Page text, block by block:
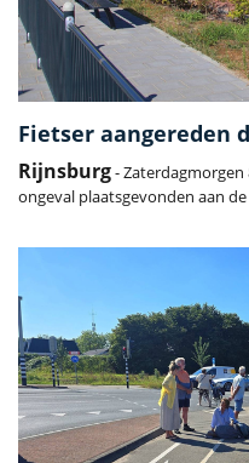
Fietser aangereden
Rijnsburg- Zaterdagmorgen
ongeval plaatsgevonden aan